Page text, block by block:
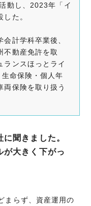
動し、2023年「イ
た。
計学科卒業後、
不動産免許を取
ランスほっとライ
命保険・個人年
両保険を取り扱う
聞きました。
が大きく下がっ
まらず、資産運用の